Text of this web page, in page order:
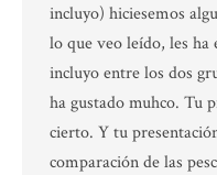
incluyo) hiciesemos
lo que veo leído, les
incluyo entre los dos
ha gustado muhco. Tu
cierto. Y tu
comparación de las